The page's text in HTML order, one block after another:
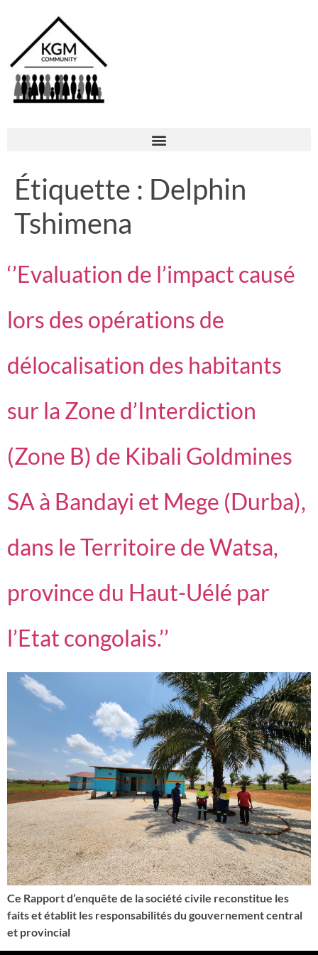
Étiquette : Delphin
Tshimena
‘’Evaluation de l’impact causé
lors des opérations de
délocalisation des habitants
sur la Zone d’Interdiction
(Zone B) de Kibali Goldmines
SA à Bandayi et Mege (Durba),
dans le Territoire de Watsa,
province du Haut-Uélé par
l’Etat congolais.’’
Ce Rapport d’enquête de la société civile reconstitue les
faits et établit les responsabilités du gouvernement central
et provincial